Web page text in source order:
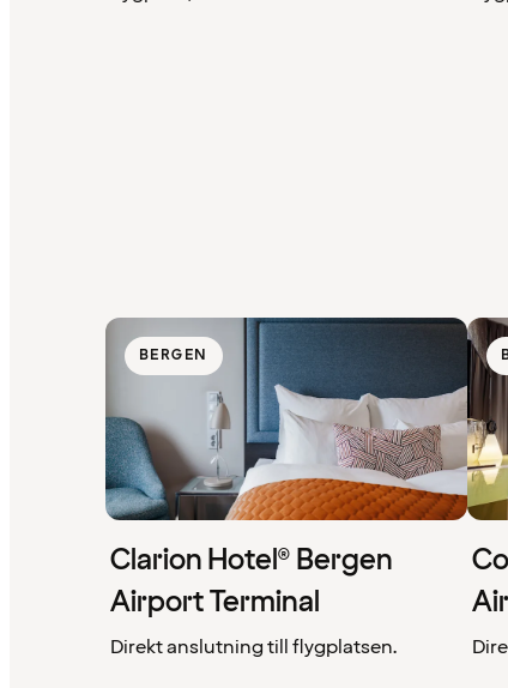
BERGEN
Clarion Hotel® Bergen
Airport Terminal
Direkt anslutning till flygplatsen.